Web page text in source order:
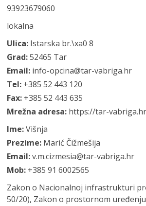
93923679060
lokalna
Ulica: Istarska br.\xa0 8
Grad:52465 Tar
Email: info-opcina@tar-vabriga.hr
Tel: +385 52 443 120
Fax: +385 52 443 635
Mrežna adresa: https://tar-
Ime:Višnja
Prezime: Marić Čižmešija
Email:v.m.cizmesia@tar-vabriga.hr
Mob: +385 91 6002565
Zakon o Nacionalnoj infrastrukturi
50/20), Zakon o prostornom